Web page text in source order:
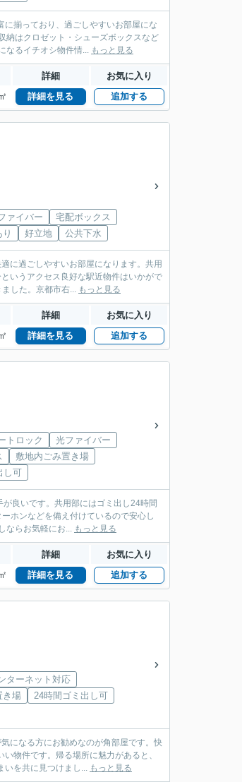
揃っており、過ごしやすいお部屋にな
納はクロゼット・シューズボックスなど
なるイチオシ物件情... もっと見る
詳細 お気に入り
詳細を見る 追加する
ァイバー
宅配ボックス
好立地 公共下水
に過ごしやすいお部屋になります。共用
いうアクセス良好な駅近物件はいかがで
した。京都市右... もっと見る
詳細 お気に入り
詳細を見る 追加する
トロック
光ファイバー
敷地内ごみ置き場
し可
良いです。共用部にはゴミ出し24時間
ホンなどを備え付けているので安心し
ならお気軽にお... もっと見る
詳細 お気に入り
詳細を見る 追加する
ターネット対応
き場
24時間ゴミ出し可
になる方にお勧めなのが角部屋です。快
物件です。帰る場所に魅力があると、
いを共に見つけまし... もっと見る